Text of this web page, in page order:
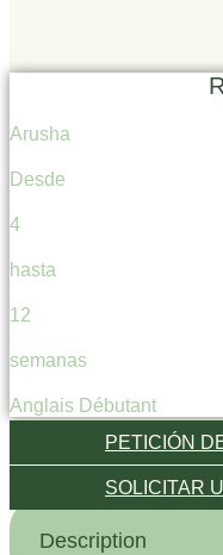
Arusha
Desde
4
hasta
12
semanas
Anglais Débutant
PETICIÓN
SOLICITAR
Description